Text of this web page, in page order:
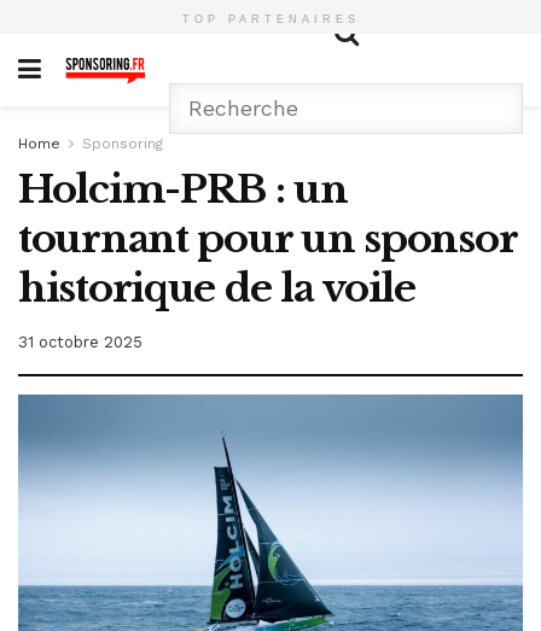
TOP PARTENAIRES
Home Sponsoring
Holcim-PRB : un
tournant pour un sponsor
historique de la voile
31 octobre 2025